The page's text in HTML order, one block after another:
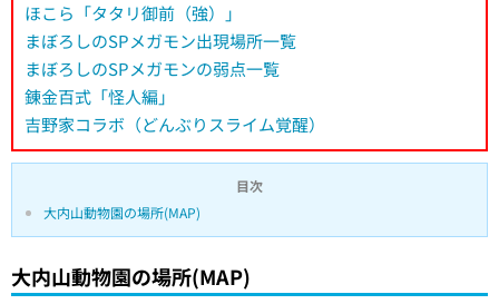
ほこら「タタリ御前（強）」
まぼろしのSPメガモン出現場所一覧
まぼろしのSPメガモンの弱点一覧
錬金百式「怪人編」
吉野家コラボ（どんぶりスライム覚醒）
目次
大内山動物園の場所(MAP)
大内山動物園の場所(MAP)